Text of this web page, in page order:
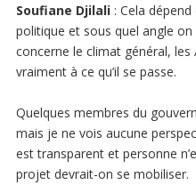
Soufiane Djilali: Cela dépend
politique et sous quel angle
concerne le climat général, les
vraiment à ce qu’il se passe.
Quelques membres du
mais je ne vois aucune
est transparent et personne
projet devrait-on se mobiliser.